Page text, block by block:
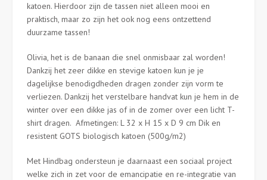
katoen. Hierdoor zijn de tassen niet alleen mooi en
praktisch, maar zo zijn het ook nog eens ontzettend
duurzame tassen!
Olivia, het is de banaan die snel onmisbaar zal worden!
Dankzij het zeer dikke en stevige katoen kun je je
dagelijkse benodigdheden dragen zonder zijn vorm te
verliezen. Dankzij het verstelbare handvat kun je hem in de
winter over een dikke jas of in de zomer over een licht T-
shirt dragen. Afmetingen: L 32 x H 15 x D 9 cm Dik en
resistent GOTS biologisch katoen (500g/m2)
Met Hindbag ondersteun je daarnaast een sociaal project
welke zich in zet voor de emancipatie en re-integratie van